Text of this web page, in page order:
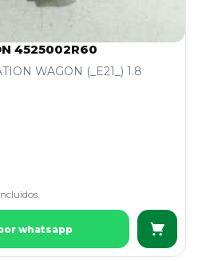
4525002R60
WAGON (_E21_) 1.8
whatsapp